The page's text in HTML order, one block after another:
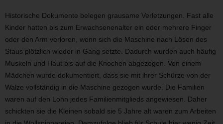
Historische Dokumente belegen grausame Verletzungen. Fast alle
Kinder hatten bis zum Erwachsenenalter ein oder mehrere Finger
oder den Arm verloren, wenn sich die Maschine nach Lösen des
Staus plötzlich wieder in Gang setzte. Dadurch wurden auch häufig
Muskeln und Haut bis auf die Knochen abgezogen. Von einem
Mädchen wurde dokumentiert, dass sie mit ihrer Schürze von der
Walze vollständig in die Maschine gezogen wurde. Die Familien
waren auf den Lohn jedes Familienmitglieds angewiesen. Daher
schickten sie die Kleinen sobald sie 5 Jahre alt waren zum Arbeiten